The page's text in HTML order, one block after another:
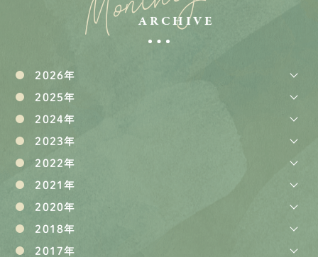
ARCHIVE
2026年
2025年
2024年
2023年
2022年
2021年
2020年
2018年
2017年